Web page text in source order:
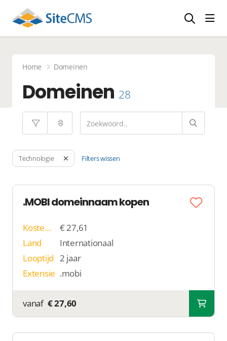
Home Domeinen
Domeinen 28
Technologie Filters wissen
.MOBI domeinnaam kopen
Kosten p/j
€ 27,61
Land
Internationaal
Looptijd 2 jaar
Extensie .mobi
vanaf € 27,60